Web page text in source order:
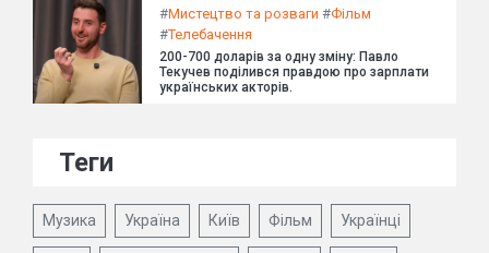
#Мистецтво та розваги #Фільм
#Телебачення
200-700 доларів за одну зміну: Павло
Текучев поділився правдою про зарплати
українських акторів.
Теги
Музика Україна Київ Фільм Українці